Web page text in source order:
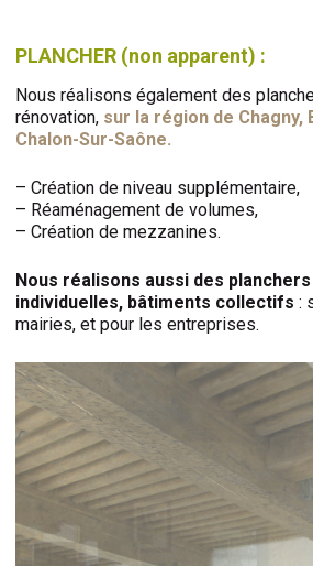
PLANCHER (non apparent) :
Nous réalisons également des
rénovation, sur la région de Chagny,
Chalon-Sur-Saône.
– Création de niveau supplémentaire,
– Réaménagement de volumes,
– Création de mezzanines.
Nous réalisons aussi des
individuelles, bâtiments collectifs :
mairies, et pour les entreprises.